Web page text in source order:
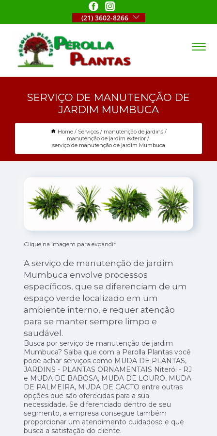
(21) 3602-8266
SERVIÇO DE MANUTENÇÃO DE
JARDIM MUMBUCA
Home Serviços
manutenção de jardins
manutenção de jardim exterior
serviço de manutenção de jardim Mumbuca
Clique na imagem para expandir
A serviço de manutenção de jardim
Mumbuca envolve processos
específicos, que se diferenciam de um
espaço verde localizado em um
ambiente interno, e requer atenção
para se manter sempre limpo e
saudável.
Busca por serviço de manutenção de jardim
Mumbuca? Saiba que com a Perolla Plantas você
pode achar serviços como MUDA DE PLANTAS,
JARDINS - PLANTAS ORNAMENTAIS Niterói - RJ
e MUDA DE BABOSA, MUDA DE LOURO, MUDA
DE PALMEIRA, MUDA DE CACTO entre outras
opções que são oferecidas para a sua
necessidade. Se diferenciado dentro de seu
segmento, a empresa consegue também
proporcionar um atendimento cuidadoso e que
busca a satisfação do cliente.